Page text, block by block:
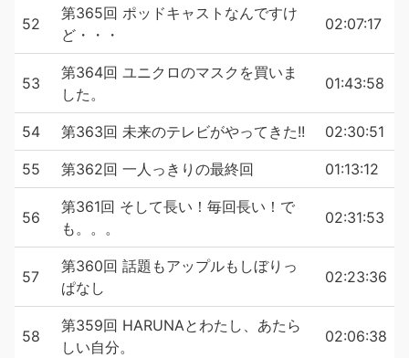
52
第365回 ポッドキャストなんですけ
ど・・・
02:07:17
53
第364回 ユニクロのマスクを買いま
した。
01:43:58
54 第363回 未来のテレビがやってきた!! 02:30:51
55 第362回 一人っきりの最終回 01:13:12
56
第361回 そして長い！毎回長い！で
も。。。
02:31:53
57
第360回 話題もアップルもしぼりっ
ぱなし
02:23:36
58
第359回 HARUNAとわたし、あたら
しい自分。
02:06:38